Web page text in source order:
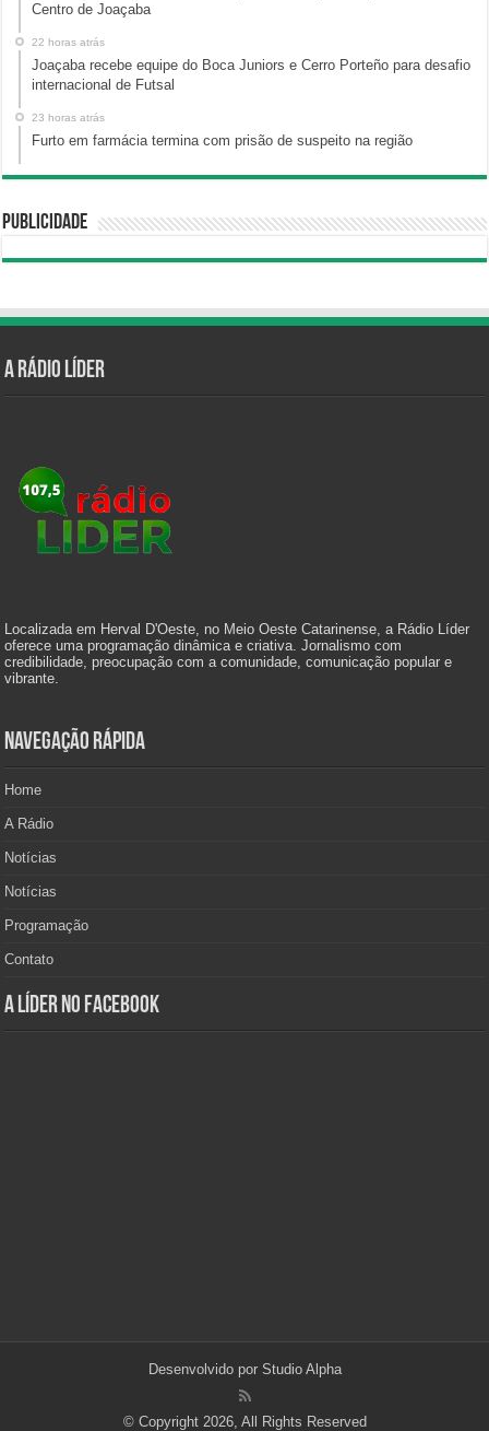
Centro de Joaçaba
22 horas atrás
Joaçaba recebe equipe do Boca Juniors e Cerro Porteño para desafio
internacional de Futsal
23 horas atrás
Furto em farmácia termina com prisão de suspeito na região
Publicidade
A Rádio Líder
Localizada em Herval D'Oeste, no Meio Oeste Catarinense, a Rádio Líder
oferece uma programação dinâmica e criativa. Jornalismo com
credibilidade, preocupação com a comunidade, comunicação popular e
vibrante.
Navegação Rápida
Home
A Rádio
Notícias
Notícias
Programação
Contato
A Líder no Facebook
Desenvolvido por Studio Alpha
© Copyright 2026, All Rights Reserved